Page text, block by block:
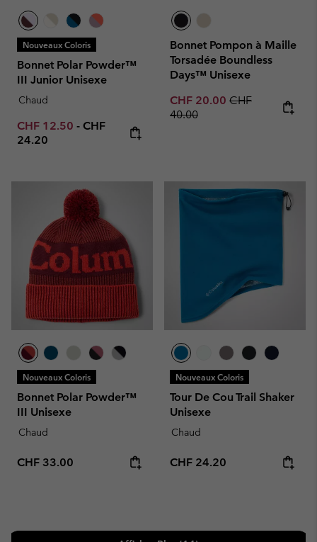
Nouveaux Coloris
Bonnet Polar Powder™
III Junior Unisexe
Chaud
Minimum sale price:
CHF 12.50 - Maximum price:
CHF
24.20
Bonnet Pompon à Maille
Torsadée Boundless
Days™ Unisexe
Sale price:
CHF 20.00 Regular price:
CHF
40.00
Nouveaux Coloris
Bonnet Polar Powder™
III Unisexe
Chaud
Regular price:
CHF 33.00
Nouveaux Coloris
Tour De Cou Trail Shaker
Unisexe
Chaud
Regular price:
CHF 24.20